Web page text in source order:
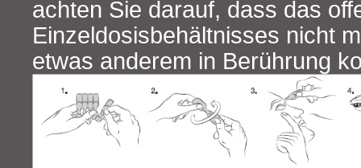
achten Sie darauf, dass das
Einzeldosisbehältnisses nicht
etwas anderem in Berührung